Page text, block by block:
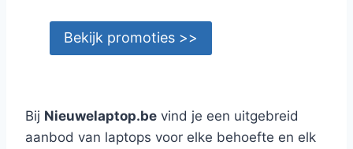
Bekijk promoties >>
Bij Nieuwelaptop.be vind je een uitgebreid
aanbod van laptops voor elke behoefte en elk